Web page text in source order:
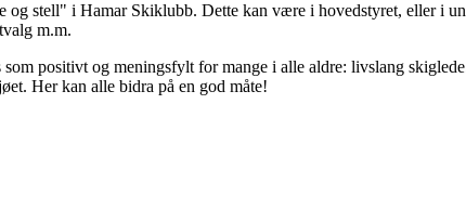
og stell" i Hamar Skiklubb. Dette kan være i hovedstyret, eller i
m.m.
positivt og meningsfylt for mange i alle aldre: livslang
Her kan alle bidra på en god måte!